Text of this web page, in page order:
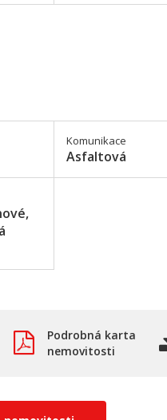
Komunikace
Asfaltová
Podrobná karta
nemovitosti